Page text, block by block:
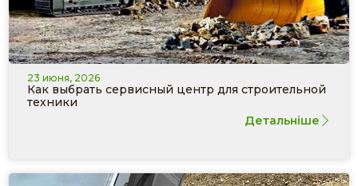
23 июня, 2026
Как выбрать сервисный центр для строительной
техники
Детальніше